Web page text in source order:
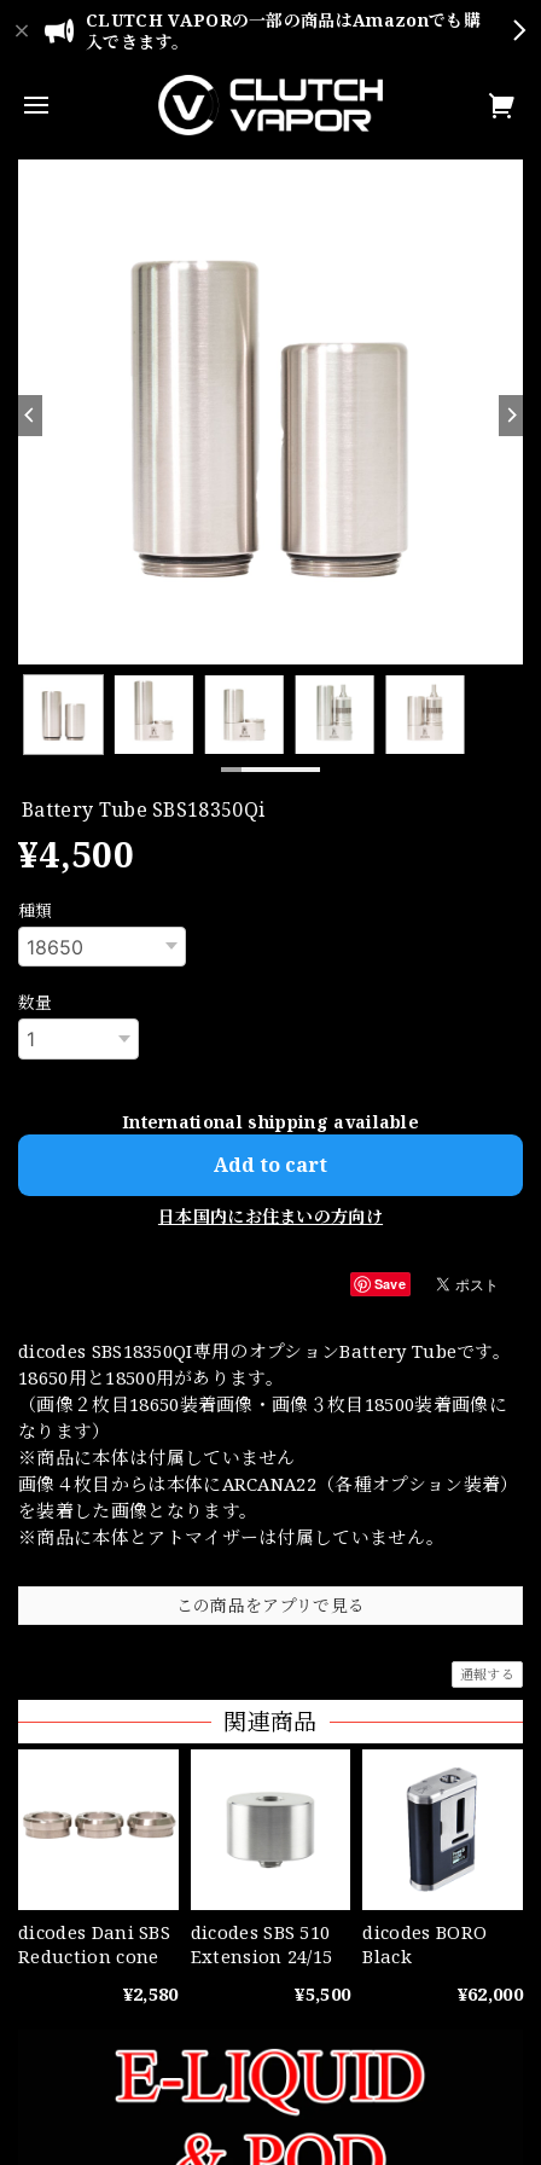
CLUTCH VAPORの一部の商品はAmazonでも購
入できます。
Battery Tube SBS18350Qi
¥4,500
種類
数量
International shipping available
Add to cart
日本国内にお住まいの方向け
Save
dicodes SBS18350QI専用のオプションBattery Tubeです。
18650用と18500用があります。
（画像２枚目18650装着画像・画像３枚目18500装着画像に
なります）
※商品に本体は付属していません
画像４枚目からは本体にARCANA22（各種オプション装着）
を装着した画像となります。
※商品に本体とアトマイザーは付属していません。
この商品をアプリで見る
通報する
関連商品
dicodes Dani SBS
Reduction cone
¥2,580
dicodes SBS 510
Extension 24/15
¥5,500
dicodes BORO
Black
¥62,000